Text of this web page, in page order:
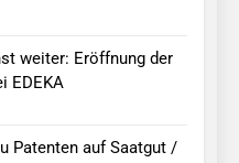
weiter: Eröffnung der
EDEKA
Patenten auf Saatgut /